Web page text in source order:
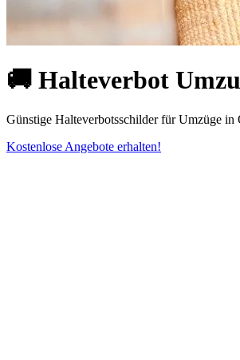
🚚 Halteverbot
Günstige Halteverbotsschilder für Umzüge
Kostenlose Angebote erhalten!